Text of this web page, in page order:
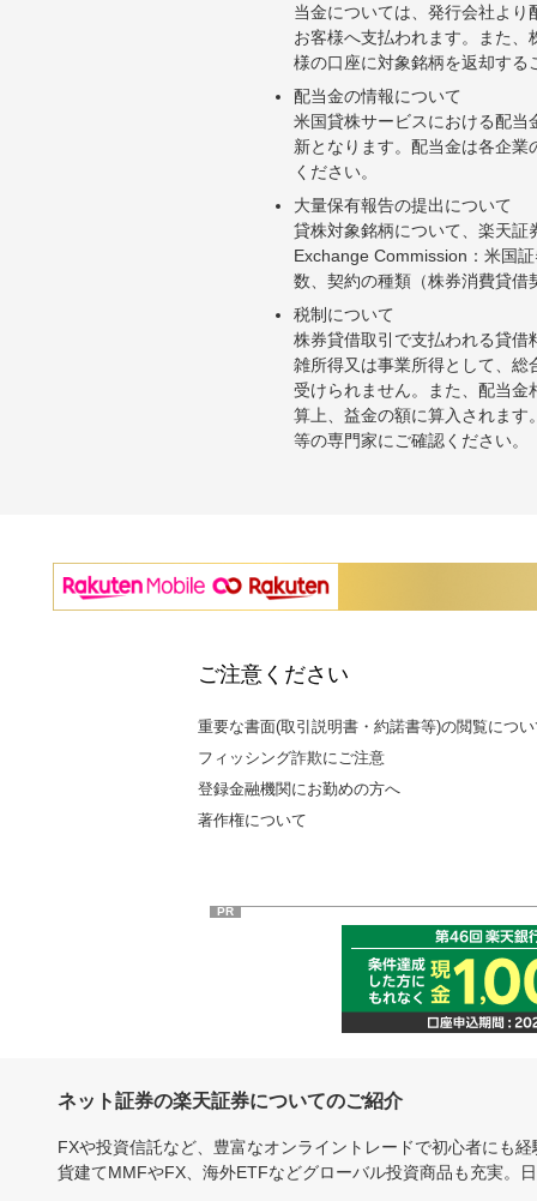
当金については、発行会社よ
お客様へ支払われます。また
様の口座に対象銘柄を返却す
配当金の情報について
米国貸株サービスにおける配当
新となります。配当金は各企
ください。
大量保有報告の提出について
貸株対象銘柄について、楽天
Exchange Commission：米国
数、契約の種類（株券消費貸
税制について
株券貸借取引で支払われる貸
雑所得又は事業所得として、
受けられません。また、配当
算上、益金の額に算入されま
等の専門家にご確認ください。
ご注意ください
重要な書面(取引説明書・約諾書等)の閲覧につ
フィッシング詐欺にご注意
登録金融機関にお勤めの方へ
著作権について
PR
ネット証券の楽天証券についてのご紹介
FXや投資信託など、豊富なオンライントレードで初心者にも
貨建てMMFやFX、海外ETFなどグローバル投資商品も充実。